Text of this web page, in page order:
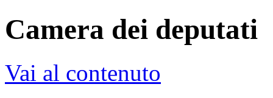
Camera dei deputati
Vai al contenuto